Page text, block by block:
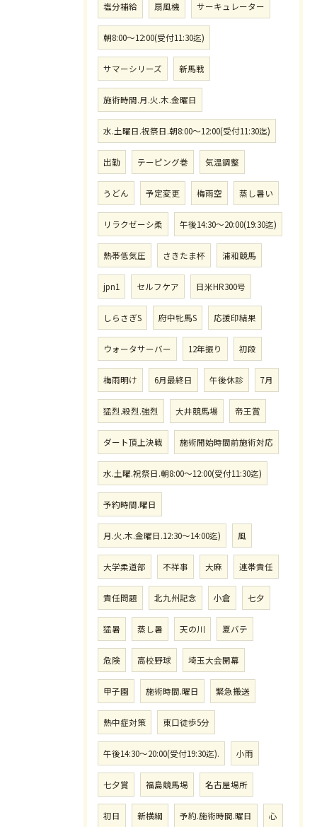
塩分補給 扇風機 サーキュレーター
朝8:00〜12:00(受付11:30迄)
サマーシリーズ 新馬戦
施術時間.月.火.木.金曜日
水.土曜日.祝祭日.朝8:00〜12:00(受付11:30迄)
出勤 テーピング巻 気温調整
うどん 予定変更 梅雨空 蒸し暑い
リラクゼーシ柔 午後14:30〜20:00(19:30迄)
熱帯低気圧 さきたま杯 浦和競馬
jpn1 セルフケア 日米HR300号
しらさぎS 府中牝馬S 応援印結果
ウォータサーバー 12年振り 初段
梅雨明け 6月最終日 午後休診 7月
猛烈.殺烈.強烈 大井競馬場 帝王賞
ダート頂上決戦 施術開始時間前施術対応
水.土曜.祝祭日.朝8:00〜12:00(受付11:30迄)
予約時間.曜日
月.火.木.金曜日.12:30〜14:00迄) 風
大学柔道部 不祥事 大麻 連帯責任
責任問題 北九州記念 小倉 七夕
猛暑 蒸し暑 天の川 夏バテ
危険 高校野球 埼玉大会開幕
甲子園 施術時間.曜日 緊急搬送
熱中症対策 東口徒歩5分
午後14:30〜20:00(受付19:30迄). 小雨
七夕賞 福島競馬場 名古屋場所
初日 新横綱 予約.施術時間.曜日 心